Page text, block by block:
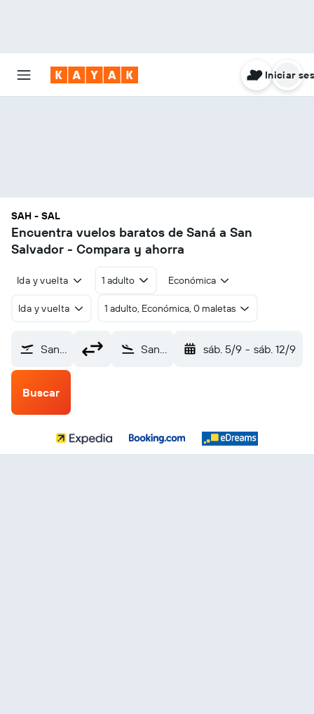
Iniciar
SAH - SAL
Encuentra vuelos baratos de Saná a San
Salvador - Compara y ahorra
Ida y vuelta 1 adulto Económica
Ida y vuelta 1 adulto, Económica, 0 maletas
Sana'a Intl (SAH) San Salvador Internacional de El Salvador (SAL) sáb. 5/9 - sáb. 12/9
Buscar